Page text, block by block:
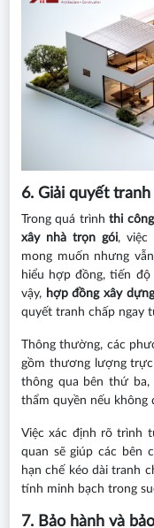
6. Giải quyết tranh
Trong quá trìnhthi
xây nhà trọn gói, việc
mong muốn nhưng
hiểu hợp đồng, tiến
vậy,hợp đồng xây
quyết tranh chấp ngay
Thông thường, các
gồm thương lượng
thông qua bên thứ
thẩm quyền nếu
Việc xác định rõ trình
quan sẽ giúp các bên
hạn chế kéo dài tranh
tính minh bạch trong
7. Bảo hành và